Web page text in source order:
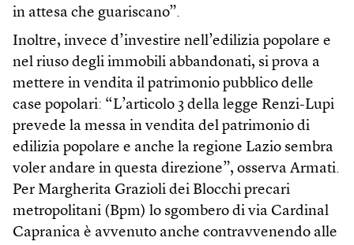
in attesa che guariscano”.
Inoltre, invece d’investire nell’edilizia popolare e
nel riuso degli immobili abbandonati, si prova a
mettere in vendita il patrimonio pubblico delle
case popolari: “L’articolo 3 della legge Renzi-Lupi
prevede la messa in vendita del patrimonio di
edilizia popolare e anche la regione Lazio sembra
voler andare in questa direzione”, osserva Armati.
Per Margherita Grazioli dei Blocchi precari
metropolitani (Bpm) lo sgombero di via Cardinal
Capranica è avvenuto anche contravvenendo alle